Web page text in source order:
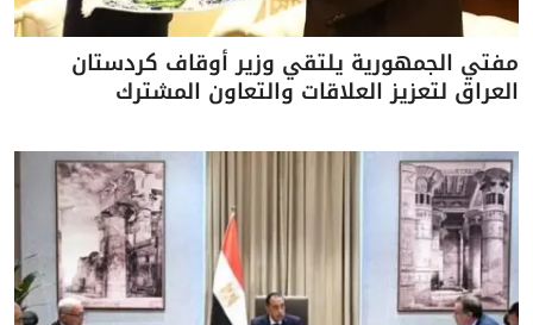
مفتي الجمهورية يلتقي وزير أوقاف كردستان
العراق لتعزيز العلاقات والتعاون المشترك